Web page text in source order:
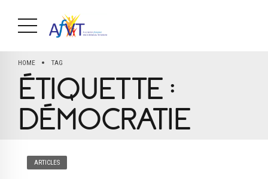
HOME TAG
ÉTIQUETTE :
DÉMOCRATIE
ARTICLES